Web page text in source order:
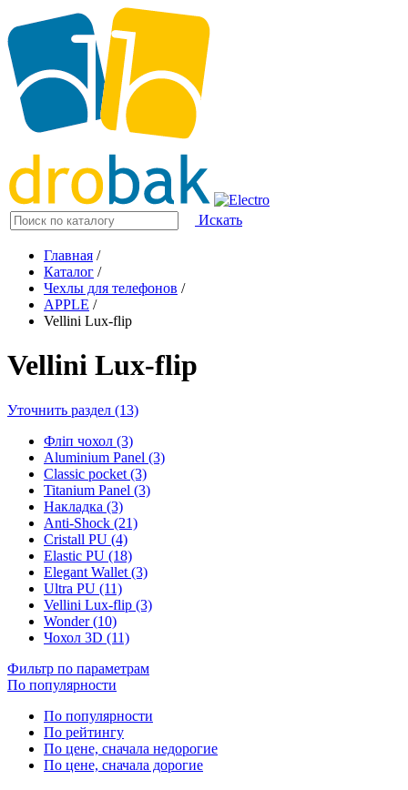
Искать
Главная /
Каталог /
Чехлы для телефонов /
APPLE /
Vellini Lux-flip
Vellini Lux-flip
Уточнить раздел (13)
Фліп чохол (3)
Aluminium Panel (3)
Classic pocket (3)
Titanium Panel (3)
Накладка (3)
Anti-Shock (21)
Cristall PU (4)
Elastic PU (18)
Elegant Wallet (3)
Ultra PU (11)
Vellini Lux-flip (3)
Wonder (10)
Чохол 3D (11)
Фильтр по параметрам
По популярности
По популярности
По рейтингу
По цене, сначала недорогие
По цене, сначала дорогие